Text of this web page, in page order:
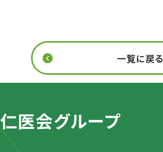
一覧に戻る
仁医会グループ